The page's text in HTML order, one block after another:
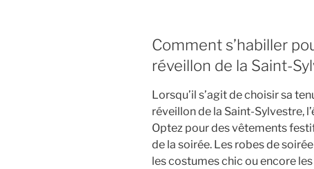
Comment s’habiller
réveillon de la Saint-
Lorsqu’il s’agit de choisir sa
réveillon de la Saint-Sylvestre,
Optez pour des vêtements
de la soirée. Les robes de
les costumes chic ou encore